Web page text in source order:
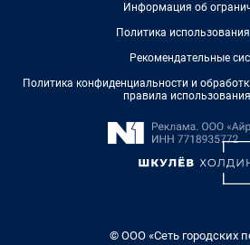
Информация об
Политика
Рекомендательные
Политика конфиденциальности и
правила
© ООО «Сеть городских